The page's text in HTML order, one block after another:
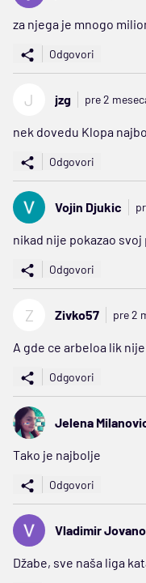
za njega je mnogo
Odgovori
J jzg pre 2
nek dovedu Klopa
Odgovori
Vojin Djukic
nikad nije pokazao
Odgovori
Z Zivko57 pre 2
A gde ce arbeloa lik
Odgovori
Jelena
Tako je najbolje
Odgovori
Vladimir
Džabe, sve naša liga